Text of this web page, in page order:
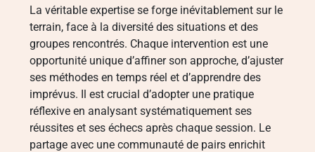
La véritable expertise se forge inévitablement sur le
terrain, face à la diversité des situations et des
groupes rencontrés. Chaque intervention est une
opportunité unique d’affiner son approche, d’ajuster
ses méthodes en temps réel et d’apprendre des
imprévus. Il est crucial d’adopter une pratique
réflexive en analysant systématiquement ses
réussites et ses échecs après chaque session. Le
partage avec une communauté de pairs enrichit